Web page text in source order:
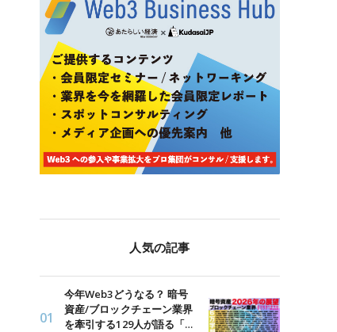
人気の記事
今年Web3どうなる？ 暗号
資産/ブロックチェーン業界
を牽引する129人が語る「…